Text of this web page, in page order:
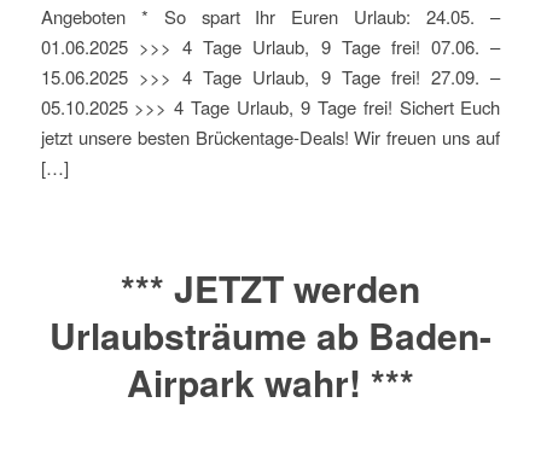
Angeboten * So spart Ihr Euren Urlaub: 24.05. –
01.06.2025 >>> 4 Tage Urlaub, 9 Tage frei! 07.06. –
15.06.2025 >>> 4 Tage Urlaub, 9 Tage frei! 27.09. –
05.10.2025 >>> 4 Tage Urlaub, 9 Tage frei! Sichert Euch
jetzt unsere besten Brückentage-Deals! Wir freuen uns auf
[…]
*** JETZT werden
Urlaubsträume ab Baden-
Airpark wahr! ***